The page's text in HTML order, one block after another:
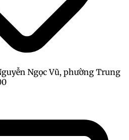
Ngọc Vũ, phường Trung